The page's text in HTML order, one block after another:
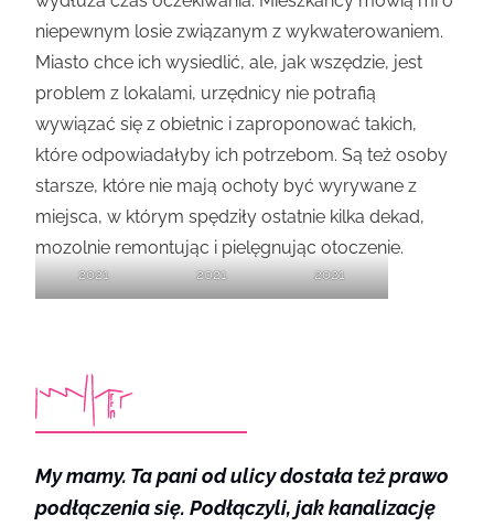
niepewnym losie związanym z wykwaterowaniem.
Miasto chce ich wysiedlić, ale, jak wszędzie, jest
problem z lokalami, urzędnicy nie potrafią
wywiązać się z obietnic i zaproponować takich,
które odpowiadałyby ich potrzebom. Są też osoby
starsze, które nie mają ochoty być wyrywane z
miejsca, w którym spędziły ostatnie kilka dekad,
mozolnie remontując i pielęgnując otoczenie.
2021 2021 2021
My mamy. Ta pani od ulicy dostała też prawo
podłączenia się. Podłączyli, jak kanalizację